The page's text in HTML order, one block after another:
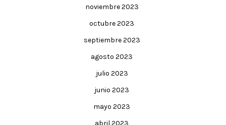
noviembre 2023
octubre 2023
septiembre 2023
agosto 2023
julio 2023
junio 2023
mayo 2023
abril 2023